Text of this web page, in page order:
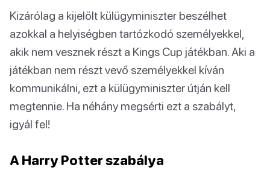
Kizárólag a kijelölt külügyminiszter beszélhet
azokkal a helyiségben tartózkodó személyekkel,
akik nem vesznek részt a Kings Cup játékban. Aki a
játékban nem részt vevő személyekkel kíván
kommunikálni, ezt a külügyminiszter útján kell
megtennie. Ha néhány megsérti ezt a szabályt,
igyál fel!
A Harry Potter szabálya